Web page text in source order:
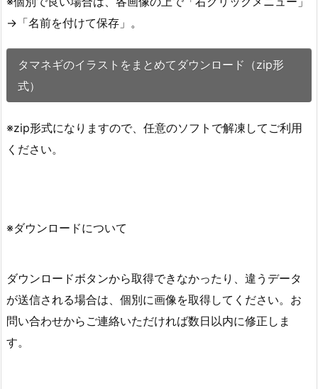
→「名前を付けて保存」。
タマネギのイラストをまとめてダウンロード（zip形
式）
※zip形式になりますので、任意のソフトで解凍してご利用
ください。
※ダウンロードについて
ダウンロードボタンから取得できなかったり、違うデータ
が送信される場合は、個別に画像を取得してください。お
問い合わせからご連絡いただければ数日以内に修正しま
す。